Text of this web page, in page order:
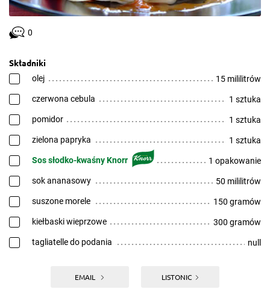
0
Składniki
olej 15 mililitrów
czerwona cebula 1 sztuka
pomidor 1 sztuka
zielona papryka 1 sztuka
Sos słodko-kwaśny Knorr 1 opakowanie
sok ananasowy 50 mililitrów
suszone morele 150 gramów
kiełbaski wieprzowe 300 gramów
tagliatelle do podania null
EMAIL LISTONIC